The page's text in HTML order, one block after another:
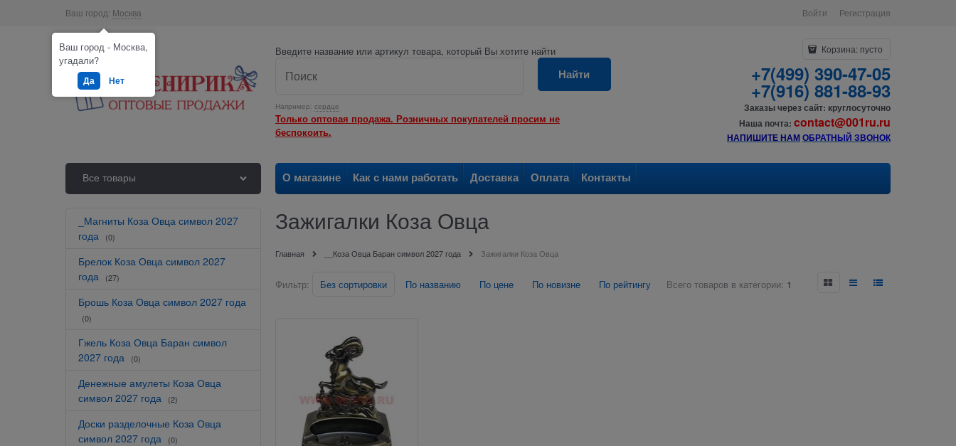
Ваш город: Москва Войти Регистрация
Введите название или артикул товара, который Вы хотите найти
Например: сердце
Найти
Только оптовая продажа. Розничных покупателей просим не
беспокоить.
Корзина: пусто
+7(499) 390-47-05
+7(916) 881-88-93
Заказы через сайт: круглосуточно
Наша почта: contact@001ru.ru
НАПИШИТЕ НАМОБРАТНЫЙ ЗВОНОК
Все товары О магазине Как с нами работать Доставка Оплата Контакты
_Магниты Коза Овца символ 2027
года
(0)
Брелок Коза Овца символ 2027
года
(27)
Брошь Коза Овца символ 2027 года
(0)
Гжель Коза Овца Баран символ
2027 года
(0)
Денежные амулеты Коза Овца
символ 2027 года
(2)
Доски разделочные Коза Овца
символ 2027 года
(0)
Зажигалки Коза Овца
Главная __Коза Овца Баран символ 2027 года Зажигалки Коза Овца
Фильтр: Без сортировки По названию По цене По новизне По рейтингу Всего товаров в категории: 1
Ваш город - Москва,
угадали?
Да Нет